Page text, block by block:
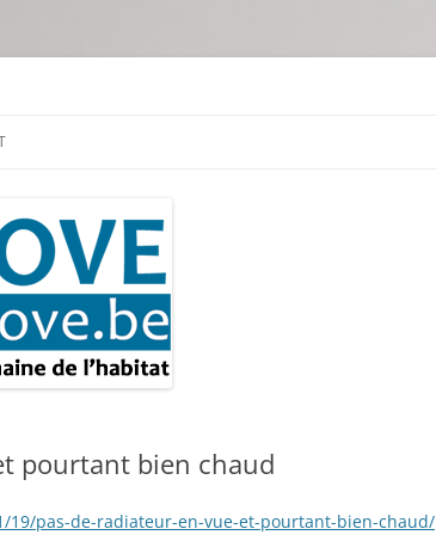
pourtant bien chaud
pas-de-radiateur-en-vue-et-pourtant-bien-chaud/